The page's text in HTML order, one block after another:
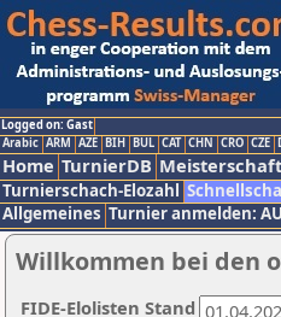
Logged on: Gast
Arabic ARM AZE BIH BUL CAT CHN CRO CZE
Home TurnierDB Meisterschaft
Turnierschach-Elozahl
Allgemeines Turnier anmelden:
Willkommen bei den
FIDE-Elolisten Stand